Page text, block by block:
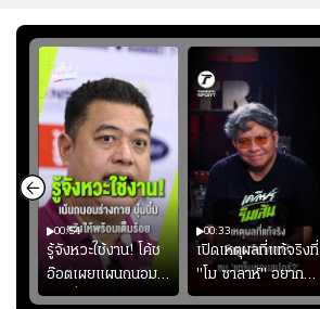
00:54
รู้จังหวะใช้งาน! โค้ช
อ๊อตเผยแผนถนอม
“บุ๋มบิ๋ม” เพื่อรักษา
00:33
เปิดเหตุผลที่แท้จริงที่
"โม ซาลาห์" อยาก
ย้ายซบ "แทร็บซอนส